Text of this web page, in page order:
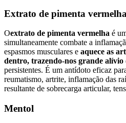
Extrato de pimenta vermelha
Oextrato de pimenta vermelha é
simultaneamente combate a
espasmos musculares e aquece as
dentro, trazendo-nos grande alívio
persistentes. É um antídoto eficaz
reumatismo, artrite, inflamação das
resultante de sobrecarga articular,
Mentol